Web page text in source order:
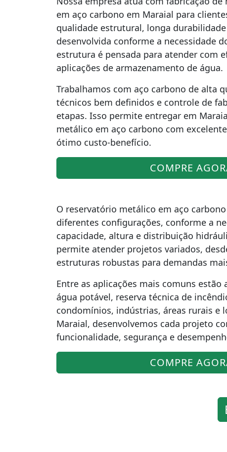
em aço carbono em Maraial para
qualidade estrutural, longa
desenvolvida conforme a necessidade
estrutura é pensada para atender com
aplicações de armazenamento de água.
Trabalhamos com aço carbono de alta
técnicos bem definidos e controle de
etapas. Isso permite entregar em
metálico em aço carbono com
ótimo custo-benefício.
COMPRE
O reservatório metálico em aço
diferentes configurações, conforme a
capacidade, altura e distribuição
permite atender projetos variados,
estruturas robustas para demandas
Entre as aplicações mais comuns estão
água potável, reserva técnica de
condomínios, indústrias, áreas rurais e
Maraial, desenvolvemos cada projeto
funcionalidade, segurança e
COMPRE